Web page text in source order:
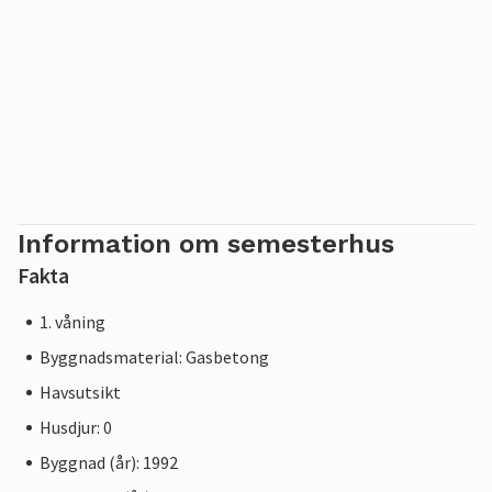
Information om semesterhus
Fakta
1. våning
Byggnadsmaterial: Gasbetong
Havsutsikt
Husdjur: 0
Byggnad (år): 1992